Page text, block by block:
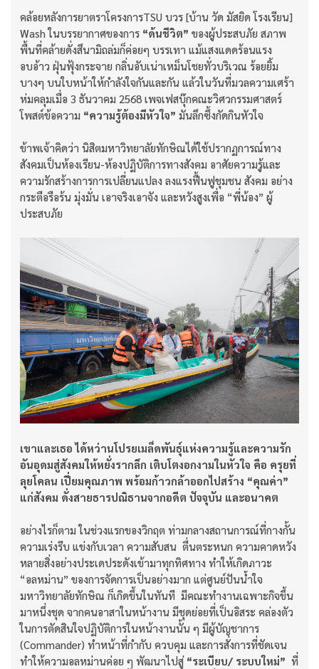
คล้อยหลังการยาตราโครงการTSU บวร [บ้าน วัด มัสยิด โรงเรียน]
Wash ในบรรยากาศของการ “ด้นชีวิต” ของผู้ประสบภัย สภาพ
พื้นที่คล้ายดั่งสึนามิถล่มก็ค่อยๆ บรรเทา แม้แสงแดดร้อนแรง
อบอ้าว ฝุ่นฟุ้งกระจาย กลิ่นอับเน่าเหม็นโชยทั่วบริเวณ ร้อยยิ้ม
บางๆ บนใบหน้าให้กำลังใจกันและกัน แล้วในวันที่มวลความเศร้า
ห่มคลุมเมื่อ 3 ธันวาคม 2568 เพจเฟสบุ๊กคณะวิศวกรรมศาสตร์
โพสต์ข้อความ “ความรู้ต้องมีหัวใจ” มันลึกซึ้งกัดกินหัวใจ
ข้าพเจ้าคิดว่า นิสิตมหาวิทยาลัยทักษิณได้ใช้ปรากฏการณ์ทาง
สังคมเป็นห้องเรียน-ห้องปฏิบัติการทางสังคม อาศัยความรู้และ
ความรักสร้างการการเปลี่ยนแปลง ลงแรงฟื้นฟูชุมชน สังคม อย่าง
กระตือรือร้น มุ่งมั่น เอาจริงเอาจัง และหวังสูงเพื่อ “พี่น้อง” ผู้
ประสบภัย
เขาและเธอ ได้หว่านโปรยเมล็ดพันธุ์แห่งความรู้และความรัก
อันอุดมสู่สังคมให้หยั่งรากลึก เติบโตงอกงามในหัวใจ คือ ครุยที่
ลุยโคลน เปี่ยมคุณภาพ พร้อมก้าวกล้าออกไปสร้าง “คุณค่า”
แก่สังคม ดั่งสายธารปณิธานจากอดีต ปัจจุบัน และอนาคต
อย่างไรก็ตาม ในช่วงแรกของวิกฤต ท่ามกลางสถานการณ์ที่กางกั้น
ความเร่งรีบ แข่งกับเวลา ความสับสน ตื่นตระหนก ความคาดหวัง
หลายสิ่งอย่างประเดประดังเข้ามาทุกทิศทาง ทำให้เกิดภาวะ
“อลหม่าน” ของการจัดการเป็นอย่างมาก แต่ศูนย์ปันน้ำใจ
มหาวิทยาลัยทักษิณ ก็เกิดขึ้นในทันที มีคณะทำงานเฉพาะกิจขึ้น
มาหนึ่งชุด จากคนอาสาในหน้างาน มีชุดย่อยที่เป็นอิสระ คล่องตัว
ในการตัดสินใจปฏิบัติการในหน้างานนั้น ๆ มีผู้บัญชาการ
(Commander) ทำหน้าที่กำกับ ควบคุม และการสั่งการที่ชัดเจน
ทำให้ความอลหม่านค่อย ๆ พัฒนาไปสู่ “ระเบียบ/ ระบบใหม่” ที่